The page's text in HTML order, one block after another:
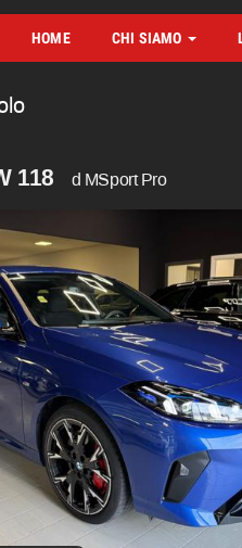
HOME CHI SIAMO
118 d MSport Pro